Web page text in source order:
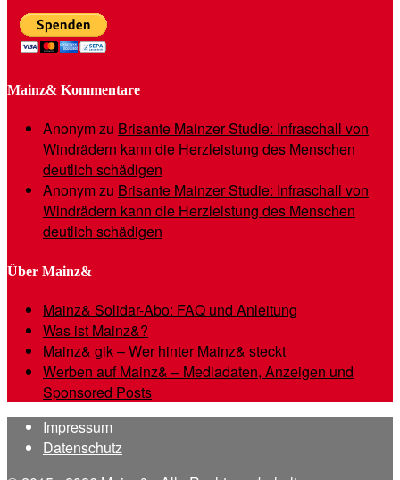
Mainz& Kommentare
Anonymzu Brisante Mainzer Studie: Infraschall von
Windrädern kann die Herzleistung des Menschen
deutlich schädigen
Anonymzu Brisante Mainzer Studie: Infraschall von
Windrädern kann die Herzleistung des Menschen
deutlich schädigen
Über Mainz&
Mainz& Solidar-Abo: FAQ und Anleitung
Was ist Mainz&?
Mainz& gik – Wer hinter Mainz& steckt
Werben auf Mainz& – Mediadaten, Anzeigen und
Sponsored Posts
Impressum
Datenschutz